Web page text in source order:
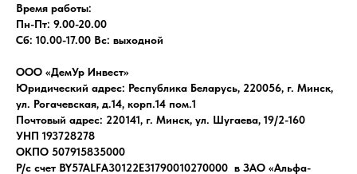
Время работы:
Пн-Пт: 9.00-20.00
Сб: 10.00-17.00 Вс: выходной
ООО «ДемУр Инвест»
Юридический адрес: Республика Беларусь, 220056, г. Минск,
ул. Рогачевская, д.14, корп.14 пом.1
Почтовый адрес: 220141, г. Минск, ул. Шугаева, 19/2-160
УНП 193728278
ОКПО 507915835000
Р/с счет BY57ALFA30122E31790010270000 в ЗАО «Альфа-